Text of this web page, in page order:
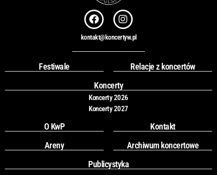
F
a
c
e
b
o
k
I
n
s
t
a
r
a
m
kontakt@koncertyw.pl
Festiwale
Relacje z koncertów
Koncerty
Koncerty 2026
Koncerty 2027
O KwP
Kontakt
Areny
Archiwum koncertowe
Publicystyka